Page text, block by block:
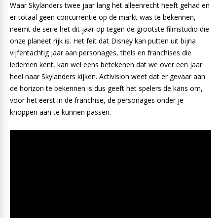
Waar Skylanders twee jaar lang het alleenrecht heeft gehad en
er totaal geen concurrentie op de markt was te bekennen,
neemt de serie het dit jaar op tegen de grootste filmstudio die
onze planeet rijk is. Het feit dat Disney kan putten uit bijna
vijfentachtig jaar aan personages, titels en franchises die
iedereen kent, kan wel eens betekenen dat we over een jaar
heel naar Skylanders kijken. Activision weet dat er gevaar aan
de horizon te bekennen is dus geeft het spelers de kans om,
voor het eerst in de franchise, de personages onder je
knoppen aan te kunnen passen.